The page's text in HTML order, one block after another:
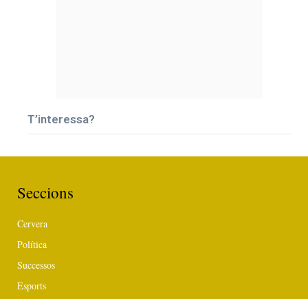
T’interessa?
Seccions
Cervera
Política
Successos
Esports